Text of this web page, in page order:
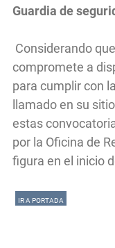
Guardia de
Considerando
compromete a
para cumplir con
llamado en su
estas
por la Oficina de
figura en el inicio
IR A PORTADA